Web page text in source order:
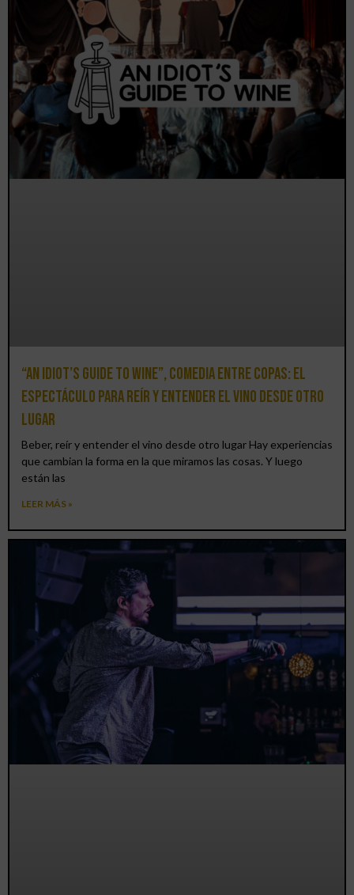
“An Idiot’s Guide to Wine”, comedia entre copas: el
espectáculo para reír y entender el vino desde otro
lugar
Beber, reír y entender el vino desde otro lugar Hay experiencias
que cambian la forma en la que miramos las cosas. Y luego
están las
LEER MÁS »